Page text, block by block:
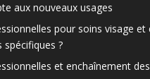
aux nouveaux usages
pour soins visage et
spécifiques ?
et enchaînement des